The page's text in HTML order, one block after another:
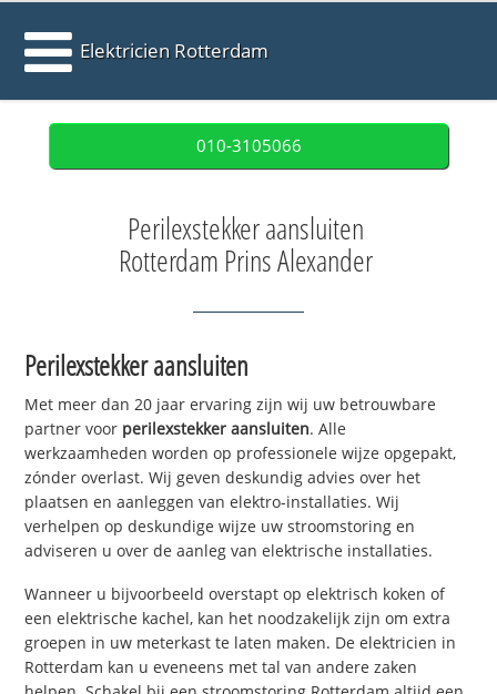
Elektricien Rotterdam
010-3105066
Perilexstekker aansluiten
Rotterdam Prins Alexander
Perilexstekker aansluiten
Met meer dan 20 jaar ervaring zijn wij uw betrouwbare
partner voor perilexstekker aansluiten. Alle
werkzaamheden worden op professionele wijze opgepakt,
zónder overlast. Wij geven deskundig advies over het
plaatsen en aanleggen van elektro-installaties. Wij
verhelpen op deskundige wijze uw stroomstoring en
adviseren u over de aanleg van elektrische installaties.
Wanneer u bijvoorbeeld overstapt op elektrisch koken of
een elektrische kachel, kan het noodzakelijk zijn om extra
groepen in uw meterkast te laten maken. De elektricien in
Rotterdam kan u eveneens met tal van andere zaken